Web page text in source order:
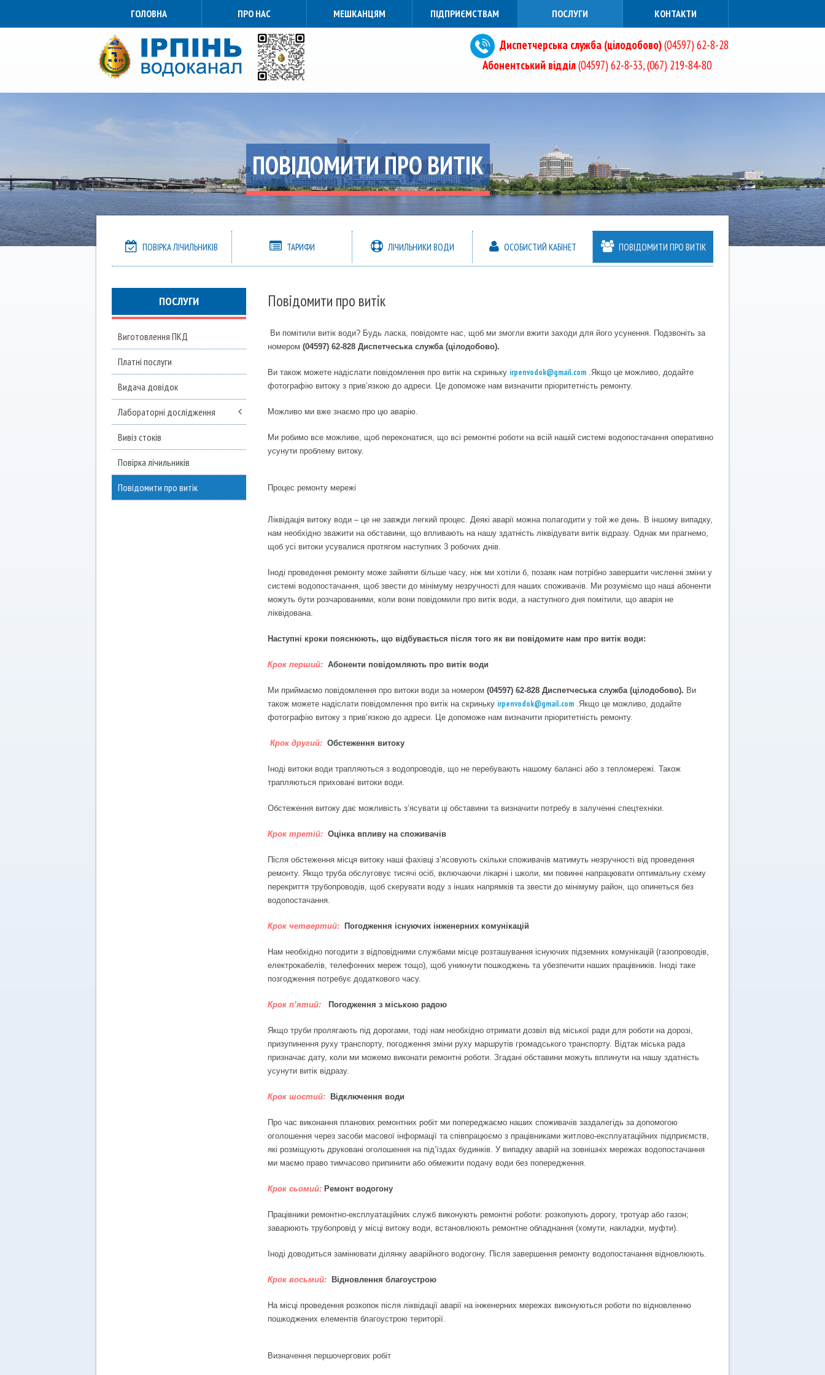
ГОЛОВНА ПРО НАС МЕШКАНЦЯМ ПІДПРИЄМСТВАМ ПОСЛУГИ КОНТАКТИ
Диспетчерська служба (цілодобово)(04597) 62-8-28
Абонентський відділ(04597) 62-8-33, (067) 219-84-80
ПОВІРКА ЛІЧИЛЬНИКІВ ТАРИФИ ЛІЧИЛЬНИКИ ВОДИ ОСОБИСТИЙ КАБІНЕТ ПОВІДОМИТИ ПРО ВИТІК
ПОВІДОМИТИ ПРО ВИТІК
Повідомити про витік
Ви помітили витік води? Будь ласка, повідомте нас, щоб ми змогли вжити заходи для його усунення. Подзвоніть за
номером (04597) 62-828 Диспетчеська служба (цілодобово).
Ви також можете надіслати повідомлення про витік на скриньку irpenvodok@gmail.com.Якщо це можливо, додайте
фотографію витоку з прив’язкою до адреси. Це допоможе нам визначити пріоритетність ремонту.
Можливо ми вже знаємо про цю аварію.
Ми робимо все можливе, щоб переконатися, що всі ремонтні роботи на всій нашій системі водопостачання оперативно
усунути проблему витоку.
Процес ремонту мережі
Ліквідація витоку води – це не завжди легкий процес. Деякі аварії можна полагодити у той же день. В іншому випадку,
нам необхідно зважити на обставини, що впливають на нашу здатність ліквідувати витік відразу. Однак ми прагнемо,
щоб усі витоки усувалися протягом наступних 3 робочих днів.
Іноді проведення ремонту може зайняти більше часу, ніж ми хотіли б, позаяк нам потрібно завершити численні зміни у
системі водопостачання, щоб звести до мінімуму незручності для наших споживачів. Ми розуміємо що наші абоненти
можуть бути розчарованими, коли вони повідомили про витік води, а наступного дня помітили, що аварія не
ліквідована.
Наступні кроки пояснюють, що відбувається після того як ви повідомите нам про витік води:
Крок перший:Абоненти повідомляють про витік води
Ми приймаємо повідомлення про витоки води за номером (04597) 62-828 Диспетчеська служба (цілодобово). Ви
також можете надіслати повідомлення про витік на скриньку irpenvodok@gmail.com.Якщо це можливо, додайте
фотографію витоку з прив’язкою до адреси. Це допоможе нам визначити пріоритетність ремонту.
Крок другий:Обстеження витоку
Іноді витоки води трапляються з водопроводів, що не перебувають нашому балансі або з тепломережі. Також
трапляються приховані витоки води.
Обстеження витоку дає можливість з’ясувати ці обставини та визначити потребу в залученні спецтехніки.
Крок третій:Оцінка впливу на споживачів
Після обстеження місця витоку наші фахівці з’ясовують скільки споживачів матимуть незручності від проведення
ремонту. Якщо труба обслуговує тисячі осіб, включаючи лікарні і школи, ми повинні напрацювати оптимальну схему
перекриття трубопроводів, щоб скерувати воду з інших напрямків та звести до мінімуму район, що опинеться без
водопостачання.
Крок четвертий:Погодження існуючих інженерних комунікацій
Нам необхідно погодити з відповідними службами місце розташування існуючих підземних комунікацій (газопроводів,
електрокабелів, телефонних мереж тощо), щоб уникнути пошкоджень та убезпечити наших працівників. Іноді таке
позгодження потребує додаткового часу.
Крок п’ятий:Погодження з міською радою
Якщо труби пролягають під дорогами, тоді нам необхідно отримати дозвіл від міської ради для роботи на дорозі,
призупинення руху транспорту, погодження зміни руху маршрутів громадського транспорту. Відтак міська рада
призначає дату, коли ми можемо виконати ремонтні роботи. Згадані обставини можуть вплинути на нашу здатність
усунути витік відразу.
Крок шостий:Відключення води
Про час виконання планових ремонтних робіт ми попереджаємо наших споживачів заздалегідь за допомогою
оголошення через засоби масової інформації та співпрацюємо з працівниками житлово-експлуатаційних підприємств,
які розміщують друковані оголошення на під’їздах будинків. У випадку аварій на зовнішніх мережах водопостачання
ми маємо право тимчасово припинити або обмежити подачу води без попередження.
Крок сьомий:Ремонт водогону
Працівники ремонтно-експлуатаційних служб виконують ремонтні роботи: розкопують дорогу, тротуар або газон;
заварюють трубопровід у місці витоку води, встановлюють ремонтне обладнання (хомути, накладки, муфти).
Іноді доводиться замінювати ділянку аварійного водогону. Після завершення ремонту водопостачання відновлюють.
Крок восьмий:Відновлення благоустрою
На місці проведення розкопок після ліквідації аварії на інженерних мережах виконуються роботи по відновленню
пошкоджених елементів благоустрою території.
Визначення першочергових робіт
ПОСЛУГИ
Виготовлення ПКД
Платні послуги
Видача довідок
Лабораторні дослідження
Вивіз стоків
Повірка лічильників
Повідомити про витік